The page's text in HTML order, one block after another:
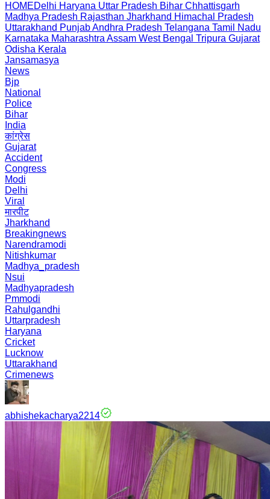
HOMEDelhi Haryana Uttar Pradesh Bihar Chhattisgarh
Madhya Pradesh Rajasthan Jharkhand Himachal Pradesh
Uttarakhand PunjabAndhra Pradesh Telangana Tamil Nadu
Karnataka Maharashtra Assam West Bengal Tripura Gujarat
Odisha Kerala
Jansamasya
News
Bjp
National
Police
Bihar
India
कांग्रेस
Gujarat
Accident
Congress
Modi
Delhi
Viral
मारपीट
Jharkhand
Breakingnews
Narendramodi
Nitishkumar
Madhya_pradesh
Nsui
Madhyapradesh
Pmmodi
Rahulgandhi
Uttarpradesh
Haryana
Cricket
Lucknow
Uttarakhand
Crimenews
abhishekacharya2214